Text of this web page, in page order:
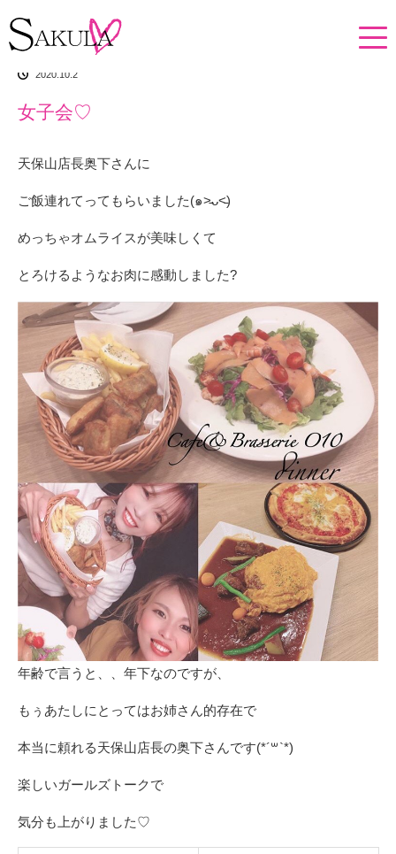
イチオシアイテム
2020.10.2
女子会♡
天保山店長奥下さんに
ご飯連れてってもらいました(๑˃̵ᴗ˂̵)
めっちゃオムライスが美味しくて
とろけるようなお肉に感動しました?
年齢で言うと、、年下なのですが、
もぅあたしにとってはお姉さん的存在で
本当に頼れる天保山店長の奥下さんです(*´꒳`*)
楽しいガールズトークで
気分も上がりました♡